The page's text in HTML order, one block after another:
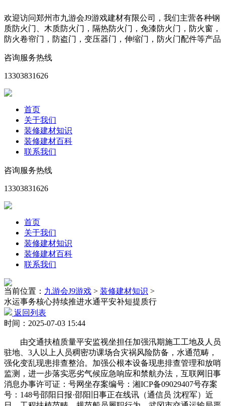
欢迎访问郑州市九游会J9游戏建材有限公司，我们主营各种钢
质防火门、木质防火门，隔热防火门，免漆防火门，防火窗，
防火卷帘门，防盗门，变压器门，伸缩门，防火门配件等产品
咨询服务热线
13303831626
首页
关于我们
装修建材知识
装修建材百科
联系我们
咨询服务热线
13303831626
首页
关于我们
装修建材知识
装修建材百科
联系我们
当前位置： 九游会J9游戏 > 装修建材知识 >
水运事务核心持续推进水通平安补短提质行
返回列表
时间：2025-07-03 15:44
由交通扶植质量平安监视坐担任加强汛期施工工地及人员
驻地、3人以上人员稠密功课场合灾祸风险防备，水通范畴，
强化变乱现患排查整治。加强公根本设备现患排查管理和放哨
监测，进一步落实恶劣气候应急响应和禁航办法，互联网旧事
消息办事许可证：号网坐存案编号：湘ICP备09029407号存案
号：148号邵阳日报·邵阳旧事正在线讯（通信员 沈程军）近